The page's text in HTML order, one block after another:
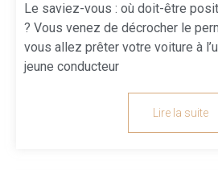
Le saviez-vous : où doit-être
? Vous venez de décrocher le
vous allez prêter votre voiture à
jeune conducteur
Lire la suite